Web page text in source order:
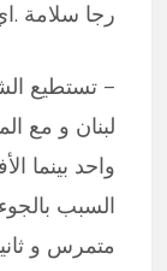
رجا سلامة
– تستطيع
لبنان و مع
واحد بينما
السبب
متمرس و